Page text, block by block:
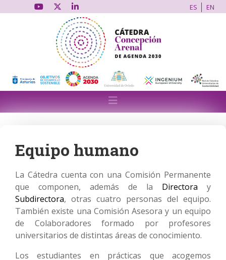
ES EN
Equipo humano
La Cátedra cuenta con una Comisión Permanente
que componen, además de la Directora y
Subdirectora, otras cuatro personas del equipo.
También existe una Comisión Asesora y un equipo
de Colaboradores formado por profesores
universitarios de distintas áreas de conocimiento.
Los estudiantes en prácticas que acogemos